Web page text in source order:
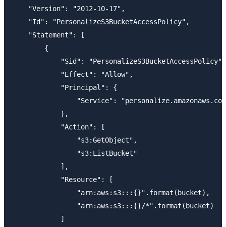
    "Version": "2012-10-17",
    "Id": "PersonalizeS3BucketAccessPolicy",
    "Statement": [
        {
            "Sid": "PersonalizeS3BucketAccessPolicy",
            "Effect": "Allow",
            "Principal": {
"Service":
            },
            "Action": [
                "s3:GetObject",
                "s3:ListBucket"
            ],
            "Resource": [
                "arn:aws:s3:::{}".format(bucket),
                "arn:aws:s3:::{}/*".format(bucket)
            ]